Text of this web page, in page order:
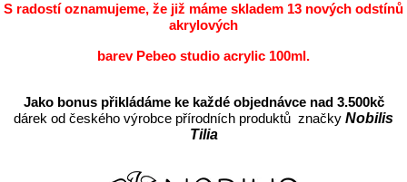
ks
S radostí oznamujeme, že již máme skladem 13 nových odstínů
akrylových
barev Pebeo studio acrylic 100ml.
Jako bonus přikládáme ke každé objednávce nad 3.500kč
dárek od českého výrobce přírodních produktů značky Nobilis
Tilia